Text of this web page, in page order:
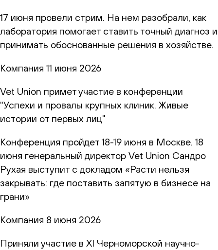
17 июня провели стрим. На нем разобрали, как
лаборатория помогает ставить точный диагноз и
принимать обоснованные решения в хозяйстве.
Компания 11 июня 2026
Vet Union примет участие в конференции
"Успехи и провалы крупных клиник. Живые
истории от первых лиц"
Конференция пройдет 18-19 июня в Москве. 18
июня генеральный директор Vet Union Сандро
Рухая выступит с докладом «Расти нельзя
закрывать: где поставить запятую в бизнесе на
грани»
Компания 8 июня 2026
Приняли участие в XI Черноморской научно-